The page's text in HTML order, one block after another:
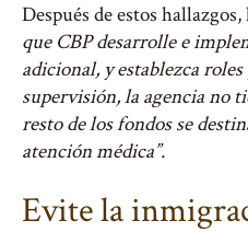
Después de estos
que CBP desarrolle e
adicional, y establezca
supervisión, la agencia no
resto de los fondos se
atención médica”.
Evite la